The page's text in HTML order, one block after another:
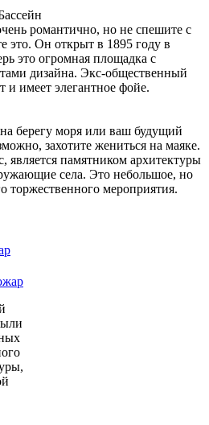
романтично, но не спешите с
это. Он открыт в 1895 году в
это огромная площадка с
дизайна. Экс-общественный
и имеет элегантное фойе.
берегу моря или ваш будущий
захотите жениться на маяке.
памятником архитектуры
села. Это небольшое, но
торжественного мероприятия.